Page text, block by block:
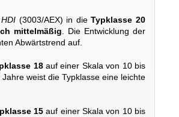
(3003/AEX) in dieTypklasse 20
mittelmäßig . Die Entwicklung der
Abwärtstrend auf.
18auf einer Skala von 10 bis
Jahre weist die Typklasse eine leichte
15 auf einer Skala von 10 bis